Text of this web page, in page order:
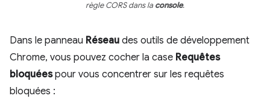
règle CORS dans laconsole.
Dans le panneau Réseau des outils de développement
Chrome, vous pouvez cocher la case Requêtes
bloquéespour vous concentrer sur les requêtes
bloquées :